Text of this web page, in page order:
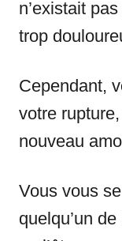
n’existait
trop
Cependant,
votre
nouveau
Vous vous
quelqu’un